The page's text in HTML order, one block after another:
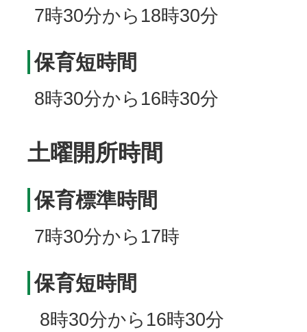
7時30分から18時30分
保育短時間
8時30分から16時30分
土曜開所時間
保育標準時間
7時30分から17時
保育短時間
8時30分から16時30分